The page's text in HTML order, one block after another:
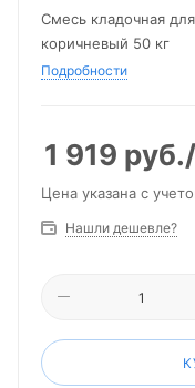
Смесь кладочная
коричневый 50 кг
Подробности
1 919 руб.
Цена указана с
Нашли дешевле?